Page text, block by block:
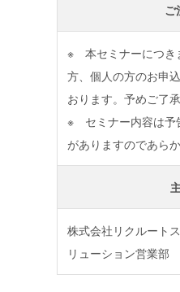
ご
※ 本セミナーにつき
方、個人の方のお申
おります。予めご了承
※ セミナー内容は予
がありますのであら
株式会社リクルート
リューション営業部